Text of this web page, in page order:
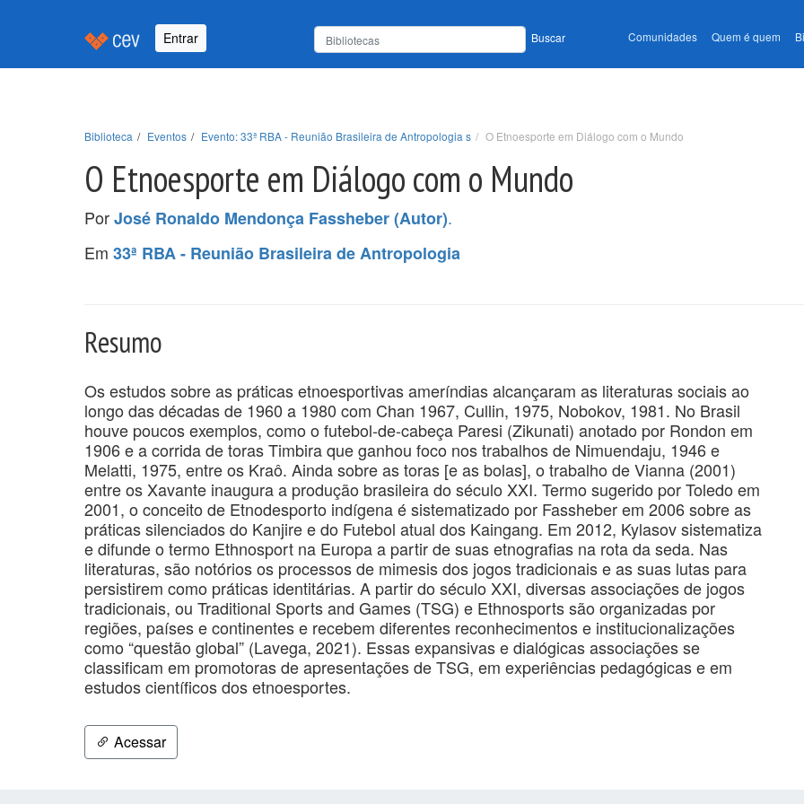
Entrar Buscar Comunidades Quem é quem
Biblioteca Eventos Evento: 33ª RBA - Reunião Brasileira de Antropologia s O Etnoesporte em Diálogo com o Mundo
O Etnoesporte em Diálogo com o Mundo
PorJosé Ronaldo Mendonça Fassheber (Autor).
Em 33ª RBA - Reunião Brasileira de Antropologia
Resumo
Os estudos sobre as práticas etnoesportivas ameríndias alcançaram as literaturas sociais ao
longo das décadas de 1960 a 1980 com Chan 1967, Cullin, 1975, Nobokov, 1981. No Brasil
houve poucos exemplos, como o futebol-de-cabeça Paresi (Zikunati) anotado por Rondon em
1906 e a corrida de toras Timbira que ganhou foco nos trabalhos de Nimuendaju, 1946 e
Melatti, 1975, entre os Kraô. Ainda sobre as toras [e as bolas], o trabalho de Vianna (2001)
entre os Xavante inaugura a produção brasileira do século XXI. Termo sugerido por Toledo em
2001, o conceito de Etnodesporto indígena é sistematizado por Fassheber em 2006 sobre as
práticas silenciados do Kanjire e do Futebol atual dos Kaingang. Em 2012, Kylasov sistematiza
e difunde o termo Ethnosport na Europa a partir de suas etnografias na rota da seda. Nas
literaturas, são notórios os processos de mimesis dos jogos tradicionais e as suas lutas para
persistirem como práticas identitárias. A partir do século XXI, diversas associações de jogos
tradicionais, ou Traditional Sports and Games (TSG) e Ethnosports são organizadas por
regiões, países e continentes e recebem diferentes reconhecimentos e institucionalizações
como “questão global” (Lavega, 2021). Essas expansivas e dialógicas associações se
classificam em promotoras de apresentações de TSG, em experiências pedagógicas e em
estudos científicos dos etnoesportes.
Acessar